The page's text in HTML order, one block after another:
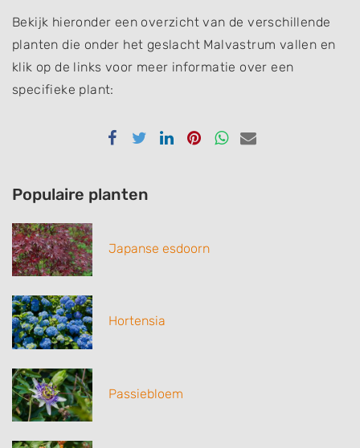
Bekijk hieronder een overzicht van de verschillende
planten die onder het geslacht Malvastrum vallen en
klik op de links voor meer informatie over een
specifieke plant:
DelenDelenDelenDelenDelenDelen
Populaire planten
Japanse esdoorn
Hortensia
Passiebloem